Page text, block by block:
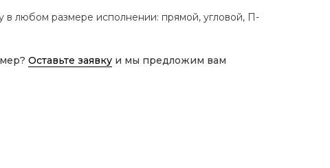
в любом размере исполнении: прямой, угловой, П-
Оставьте заявку и мы предложим вам